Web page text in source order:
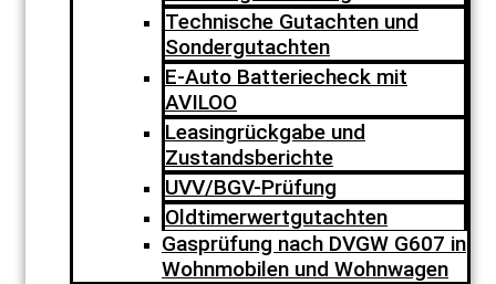
Technische Gutachten und
Sondergutachten
E-Auto Batteriecheck mit
AVILOO
Leasingrückgabe und
Zustandsberichte
UVV/BGV-Prüfung
Oldtimerwertgutachten
Gasprüfung nach DVGW G607 in
Wohnmobilen und Wohnwagen